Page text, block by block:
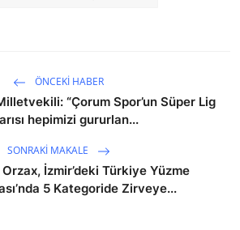
ÖNCEKI HABER
“Çorum Spor’un Süper Lig
hepimizi gururlan...
SONRAKI MAKALE
İzmir’deki Türkiye Yüzme
5 Kategoride Zirveye...